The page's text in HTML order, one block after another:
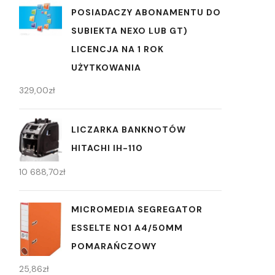
POSIADACZY ABONAMENTU DO
SUBIEKTA NEXO LUB GT)
LICENCJA NA 1 ROK
UŻYTKOWANIA
329,00zł
LICZARKA BANKNOTÓW
HITACHI IH-110
10 688,70zł
MICROMEDIA SEGREGATOR
ESSELTE NO1 A4/50MM
POMARAŃCZOWY
25,86zł